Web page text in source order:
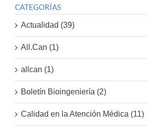
CATEGORÍAS
Actualidad (39)
All.Can (1)
allcan (1)
Boletín Bioingeniería (2)
Calidad en la Atención Médica (11)